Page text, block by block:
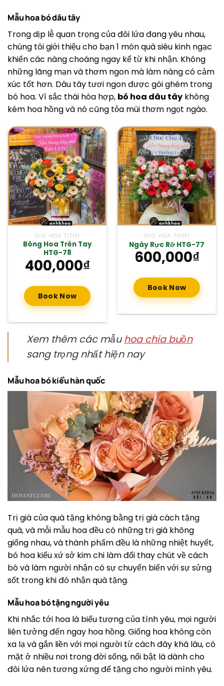
Mẫu hoa bó dâu tây
Trong dịp lễ quan trọng của đôi lứa đang yêu nhau,
chúng tôi giới thiệu cho bạn 1 món quà siêu kinh ngạc
khiến các nàng choáng ngay kể từ khi nhận. Không
những lãng mạn và thơm ngon mà làm nàng có cảm
xúc tốt hơn. Dâu tây tươi ngon được gói ghém trong
bó hoa. Vì sắc thái hòa hợp, bó hoa dâu tây không
kém hoa hồng và nó cũng tỏa mùi thơm ngọt ngào.
GIỎ HOA TƯƠI
Bông Hoa Trên Tay
HTG-78
400,000₫
Book Now
GIỎ HOA TƯƠI
Ngày Rực Rỡ HTG-77
600,000₫
Book Now
Xem thêm các mẫuhoa chia buồn
sang trọng nhất hiện nay
Mẫu hoa bó kiểu hàn quốc
Trị giá của quà tặng không bằng trị giá cách tặng
quà, và mỗi mẫu hoa đều có những trị giá không
giống nhau, và thành phẩm đều là những nhiệt huyết,
bó hoa kiểu xứ sở kim chi làm đổi thay chút về cách
bó và làm người nhận có sự chuyển biến với sự sửng
sốt trong khi đó nhận quà tặng.
Mẫu hoa bó tặng người yêu
Khi nhắc tới hoa là biểu tượng của tình yêu, mọi người
liên tưởng đến ngay hoa hồng. Giống hoa không còn
xa lạ và gắn liền với mọi người từ cách đây khá lâu, có
mặt ở nhiều nơi trong đời sống, nổi bật là dành cho
đôi lứa nên tương xứng để tặng cho người mình yêu.